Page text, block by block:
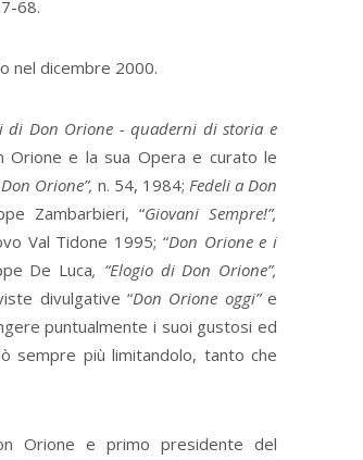
68.
nel dicembre 2000.
di Don Orione - quaderni di storia e
Orione e la sua Opera e curato le
Orione”, n. 54, 1984; Fedeli a Don
Zambarbieri, “Giovani Sempre!”,
Val Tidone 1995; “Don Orione e i
De Luca, “Elogio diDon Orione”,
divulgative “Don Orione oggi” e
puntualmente i suoi gustosi ed
sempre più limitandolo, tanto che
Orione e primo presidente del